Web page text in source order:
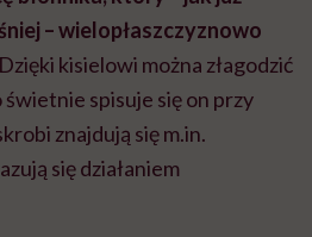
– wielopłaszczyznowo
Dzięki kisielowi można złagodzić
spisuje się on przy
znajdują się m.in.
się działaniem